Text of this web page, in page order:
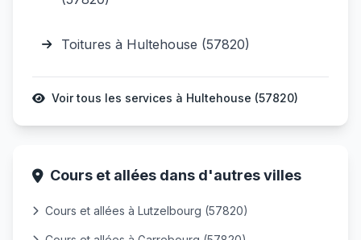
Toitures à Hultehouse (57820)
Voir tous les services à Hultehouse (57820)
Cours et allées dans d'autres villes
Cours et allées à Lutzelbourg (57820)